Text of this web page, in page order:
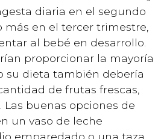
diaria en el segundo
en el tercer trimestre,
al bebé en desarrollo.
proporcionar la mayoría
su dieta también debería
de frutas frescas,
Las buenas opciones de
un vaso de leche
emparedado o una taza